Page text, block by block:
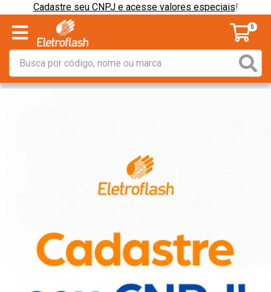
Cadastre seu CNPJ e acesse valores especiais!
0